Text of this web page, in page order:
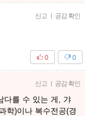
신고 | 공감 확인
0
0
신고 | 공감 확인
다를 수 있는 게, 갸
학)이나 복수전공(경